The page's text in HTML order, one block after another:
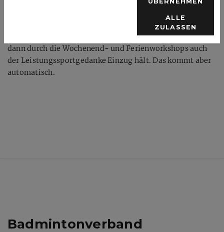
(Leistungsgedanke oder Breitensportorientiert)?
Es wird sowohl Breiten- als auch Leistungssport
gefördert, wobei die Basis der Breitensport und am Ende
dann durch die Wochenend- und Ferienworkshops auch
der Leistungssportgedanke Einzug hält. Das kommt aber
automatisch.
Badmintonverband
ALLE
ZULASSEN